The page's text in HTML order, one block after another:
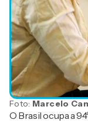
Foto: Marcelo
O Brasil ocupa a